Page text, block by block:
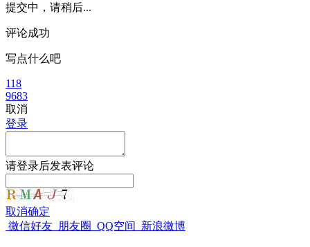
提交中，请稍后...
评论成功
写点什么吧
118
9683
取消
登录
请登录后发表评论
取消确定
微信好友 朋友圈 QQ空间 新浪微博